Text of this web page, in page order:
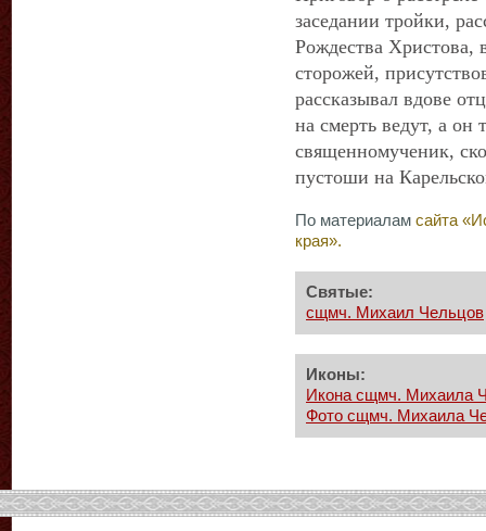
заседании тройки,
Рождества
сторожей,
рассказывал вдове
на смерть ведут, а он
священномученик,
пустоши на
По материалам сайта
края».
Святые:
сщмч. Михаил Чельцов
Иконы:
Икона сщмч. Михаила
Фото сщмч. Михаила